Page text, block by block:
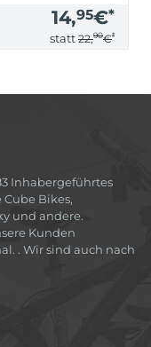
14,95€*
statt 22,90€*
Inhabergeführtes
Bikes,
und andere.
Kunden
. Wir sind auch nach